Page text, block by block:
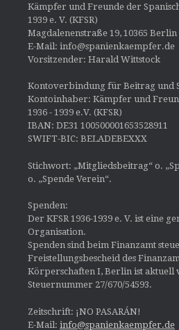
Kämpfer und Freunde der
1939 e. V. (KFSR)
Magdalenenstraße 19, 10365 Berlin
E-Mail: info@spanienkaempfer.de
Vorsitzender: Harald Wittstock
Kontoverbindung für Beitrag und
Kontoinhaber: Kämpfer und
1936 - 1939 e.V. (KFSR)
IBAN: DE31 100500001653528911
SWIFT-BIC: BELADEBEXXX
Stichwort: „Mitgliedsbeitrag“ o.
o. „Spende Verein“.
Spenden:
Der KFSR 1936-1939 e. V. ist eine
Organisation.
Spenden sind beim Finanzamt
Freistellungsbescheid des
Körperschaften I, Berlin ist aktuell
Steuernummer 27/670/54593.
Zeitschrift: ¡NO PASARÁN!
E-Mail: info@spanienkaempfer.de